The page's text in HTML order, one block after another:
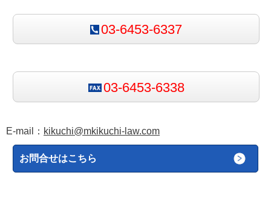
いと表明しているにもかかわらず代金を支払わなけれ
ばならないとするのは著しく不公平です。
主が「設備故障により納品できない」と宣言した
場合——この宣言の時点でanticipatory repudiatory
breachが成立し，買主は代金を支払う義務から解
放されるとともに，損害賠償を請求できます。
03-6453-6337
03-6453-6338
E-mail： kikuchi@mkikuchi-law.com
お問合せはこちら